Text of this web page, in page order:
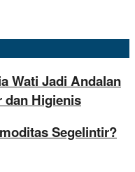
Wati Jadi Andalan
dan Higienis
Segelintir?